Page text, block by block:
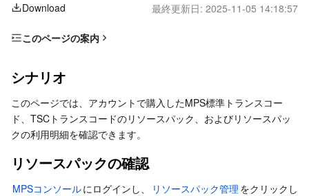
BM Cloud Physical Machine
Cloud GPU Service
CVM Dedicated Host
Auto Scaling
Content Delivery Network
Enterprise Content Delivery Network
Anti-DDoS
Secure Content Delivery Network
Edge Computing Machine
高性能コンピューティング
Batch Compute
Hyper Computing Cluster
コンテナ
Tencent Kubernetes Engine
Tencent Cloud Mesh
Tencent Kubernetes Engine Distributed Cloud Center
分散型クラウド
Cloud Dedicated Cluster
Cloud Dedicated Zone
マイクロサービス
API Gateway
Serverless Cloud Function
基本ストレージサービス
Download 最終更新日: 2025-11-05 14:18:57
このページの案内
リソースパックの確認
利用明細の確認
シナリオ
このページでは、アカウントで購入したMPS標準トランスコー
ド、TSCトランスコードのリソースパック、およびリソースパッ
クの利用明細を確認できます。
リソースパックの確認
MPSコンソールにログインし、 リソースパック管理 をクリックし